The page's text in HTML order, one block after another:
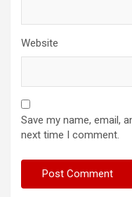
Website
Save my name, email,
next time I comment.